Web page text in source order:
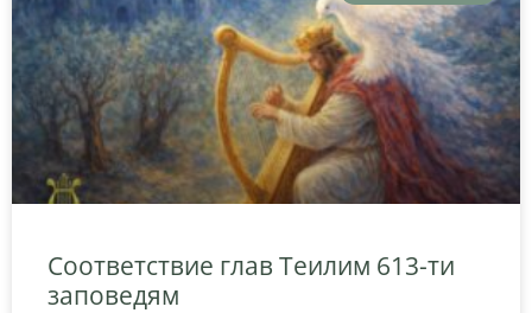
Соответствие глав Теилим 613-ти
заповедям